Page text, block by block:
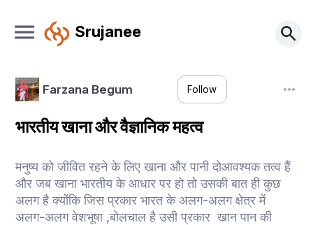
Srujanee
Farzana Begum Follow
भारतीय खाना और वैज्ञानिक महत्व
मनुष्य को जीवित रहने के लिए खाना और पानी दोआवश्यक तत्व हैं
और जब खाना भारतीय के आधार पर हो तो उसकी बात ही कुछ
अलग है क्योंकि जिस प्रकार भारत के अलग-अलग क्षेत्र में
अलग-अलग वेशभूषा ,बोलचाल है उसी प्रकार खान पान की